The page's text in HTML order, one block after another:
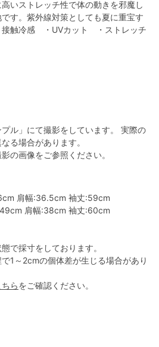
いストレッチ性で体の動きを邪魔し
す。紫外線対策としても夏に重宝す
接触冷感 ・UVカット ・ストレッチ
プル」にて撮影をしています。 実際の
る場合があります。
の画像をご参照ください。
肩幅:36.5cm 袖丈:59cm
肩幅:38cm 袖丈:60cm
で採寸をしております。
1～2cmの個体差が生じる場合があり
ちらをご確認ください。